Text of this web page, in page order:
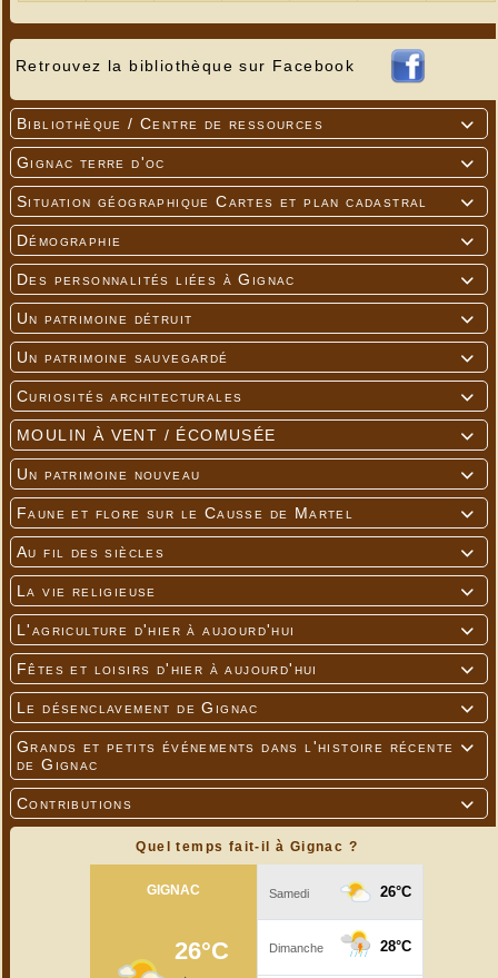
Retrouvez la bibliothèque sur Facebook

Bibliothèque / Centre de ressources

Gignac terre d'oc

Situation géographique Cartes et plan cadastral

Démographie

Des personnalités liées à Gignac

Un patrimoine détruit

Un patrimoine sauvegardé

Curiosités architecturales

MOULIN À VENT / ÉCOMUSÉE

Un patrimoine nouveau

Faune et flore sur le Causse de Martel

Au fil des siècles

La vie religieuse

L'agriculture d'hier à aujourd'hui

Fêtes et loisirs d'hier à aujourd'hui

Le désenclavement de Gignac

Grands et petits événements dans l'histoire récente
de Gignac

Contributions
Quel temps fait-il à Gignac ?